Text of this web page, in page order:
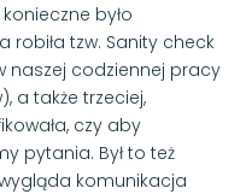
było
tzw. Sanity check
naszej codziennej pracy
a także trzeciej,
czy aby
pytania. Był to też
komunikacja